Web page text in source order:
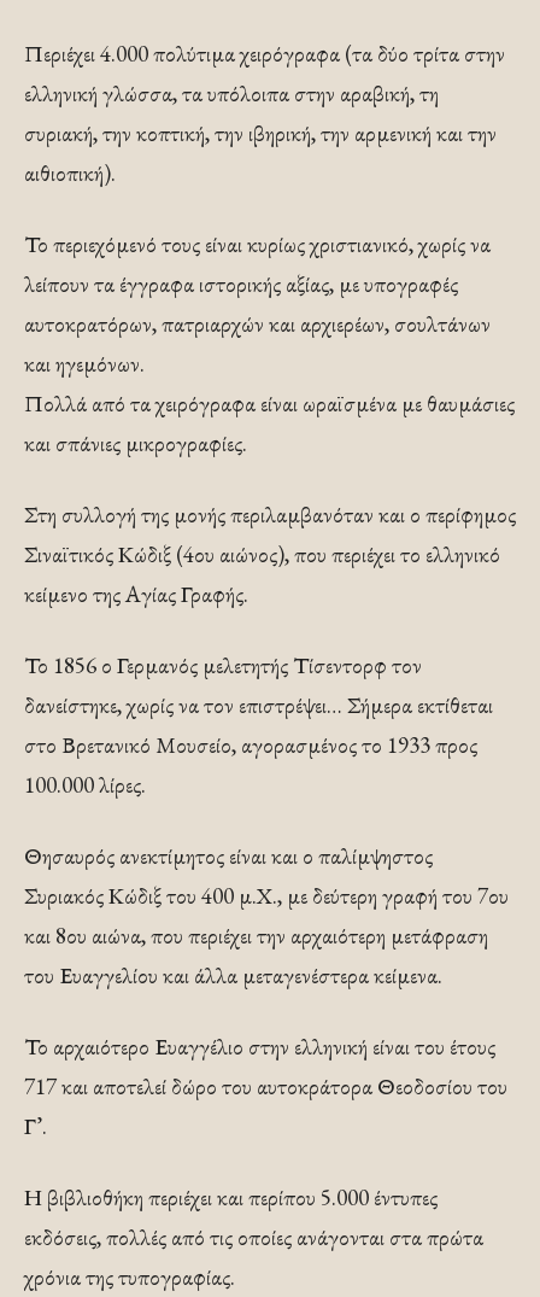
Περιέχει 4.000 πολύτιμα χειρόγραφα (τα δύο τρίτα στην
ελληνική γλώσσα, τα υπόλοιπα στην αραβική, τη
συριακή, την κοπτική, την ιβηρική, την αρμενική και την
αιθιοπική).
Το περιεχόμενό τους είναι κυρίως χριστιανικό, χωρίς να
λείπουν τα έγγραφα ιστορικής αξίας, με υπογραφές
αυτοκρατόρων, πατριαρχών και αρχιερέων, σουλτάνων
και ηγεμόνων.
Πολλά από τα χειρόγραφα είναι ωραϊσμένα με θαυμάσιες
και σπάνιες μικρογραφίες.
Στη συλλογή της μονής περιλαμβανόταν και ο περίφημος
Σιναϊτικός Κώδιξ (4ου αιώνος), που περιέχει το ελληνικό
κείμενο της Αγίας Γραφής.
Το 1856 ο Γερμανός μελετητής Τίσεντορφ τον
δανείστηκε, χωρίς να τον επιστρέψει… Σήμερα εκτίθεται
στο Βρετανικό Μουσείο, αγορασμένος το 1933 προς
100.000 λίρες.
Θησαυρός ανεκτίμητος είναι και ο παλίμψηστος
Συριακός Κώδιξ του 400 μ.Χ., με δεύτερη γραφή του 7ου
και 8ου αιώνα, που περιέχει την αρχαιότερη μετάφραση
του Ευαγγελίου και άλλα μεταγενέστερα κείμενα.
Το αρχαιότερο Ευαγγέλιο στην ελληνική είναι του έτους
717 και αποτελεί δώρο του αυτοκράτορα Θεοδοσίου του
Γ’.
Η βιβλιοθήκη περιέχει και περίπου 5.000 έντυπες
εκδόσεις, πολλές από τις οποίες ανάγονται στα πρώτα
χρόνια της τυπογραφίας.